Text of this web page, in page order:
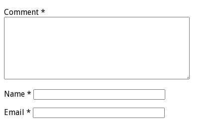
Comment *
Name *
Email *